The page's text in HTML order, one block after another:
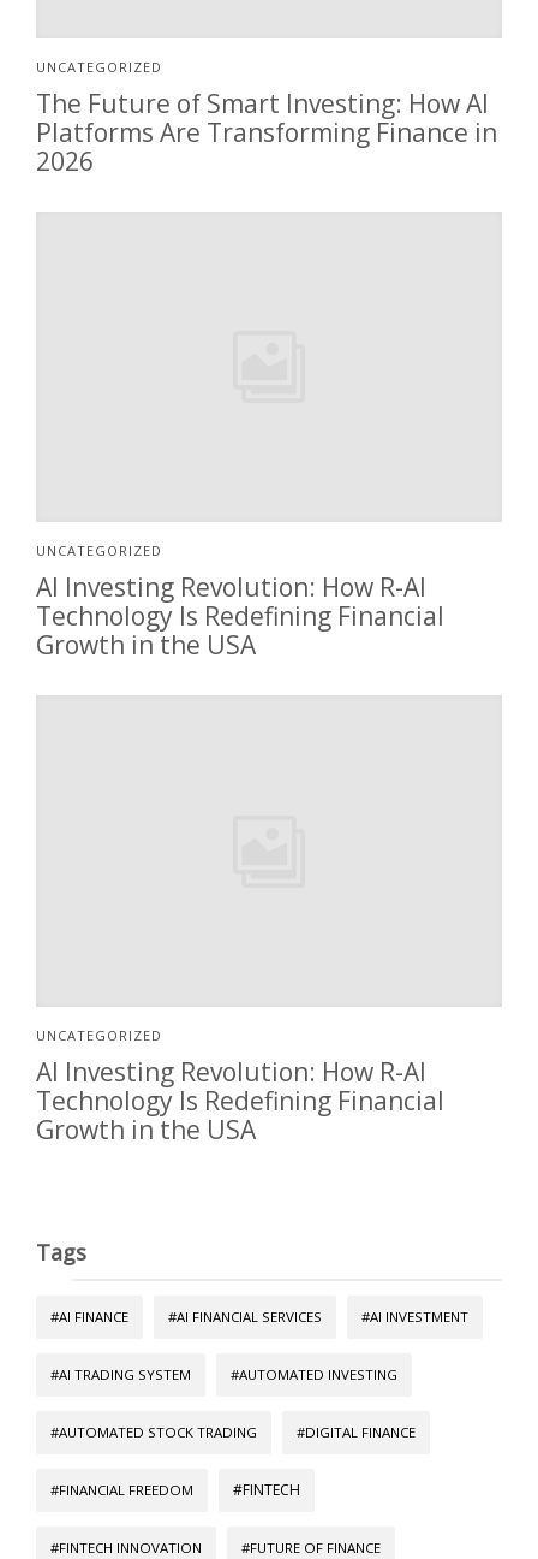
UNCATEGORIZED
The Future of Smart Investing: How AI
Platforms Are Transforming Finance in
2026
UNCATEGORIZED
AI Investing Revolution: How R-AI
Technology Is Redefining Financial
Growth in the USA
UNCATEGORIZED
AI Investing Revolution: How R-AI
Technology Is Redefining Financial
Growth in the USA
Tags
#AI FINANCE #AI FINANCIAL SERVICES #AI INVESTMENT
#AI TRADING SYSTEM #AUTOMATED INVESTING
#AUTOMATED STOCK TRADING #DIGITAL FINANCE
#FINANCIAL FREEDOM #FINTECH
#FINTECH INNOVATION #FUTURE OF FINANCE